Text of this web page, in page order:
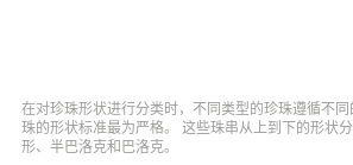
在对珍珠形状进行分类时，不同类型的珍珠遵循不
珠的形状标准最为严格。 这些珠串从上到下的形状
形、半巴洛克和巴洛克。